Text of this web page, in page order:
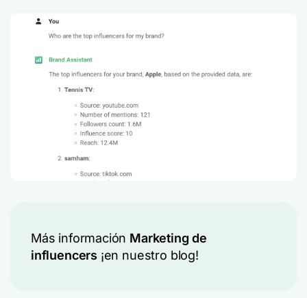
Más información Marketing de
influencers ¡en nuestro blog!